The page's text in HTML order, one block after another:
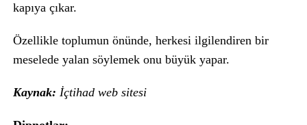
kapıya çıkar.
Özellikle toplumun önünde, herkesi ilgilendiren bir
meselede yalan söylemek onu büyük yapar.
Kaynak: İçtihad web sitesi